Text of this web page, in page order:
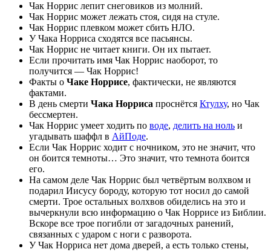
Чак Норрис лепит снеговиков из молний.
Чак Норрис может лежать стоя, сидя на стуле.
Чак Норрис плевком может сбить НЛО.
У Чака Норриса сходятся все пасьянсы.
Чак Норрис не читает книги. Он их пытает.
Если прочитать имя Чак Норрис наоборот, то
получится — Чак Норрис!
Факты о Чаке Норрисе, фактически, не являются
фактами.
В день смерти Чака Норриса проснётся Ктулху, но Чак
бессмертен.
Чак Норрис умеет ходить по воде, делить на ноль и
угадывать шаффл в АйПоде.
Если Чак Норрис ходит с ночником, это не значит, что
он боится темноты… Это значит, что темнота боится
его.
На самом деле Чак Норрис был четвёртым волхвом и
подарил Иисусу бороду, которую тот носил до самой
смерти. Трое остальных волхвов обиделись на это и
вычеркнули всю информацию о Чак Норрисе из Библии.
Вскоре все трое погибли от загадочных ранений,
связанных с ударом с ноги с разворота.
У Чак Норриса нет дома дверей, а есть только стены,